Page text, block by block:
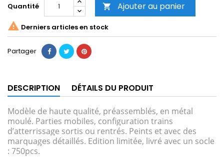
Quantité  Ajouter au panier
 Derniers articles en stock
Partager
DESCRIPTION DÉTAILS DU PRODUIT
Modèle de haute qualité, préassemblés, en métal
moulé. Parties mobiles, configuration trains
d’atterrissage sortis ou rentrés. Peints et avec des
marquages détaillés. Edition limitée, livré avec un socle
: 750pcs.